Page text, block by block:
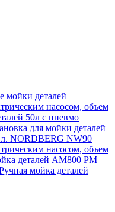
мойки деталей
насосом, объем
50л с пневмо
для мойки деталей
л. NORDBERG NW90
насосом, объем
деталей АМ800 РМ
мойка деталей